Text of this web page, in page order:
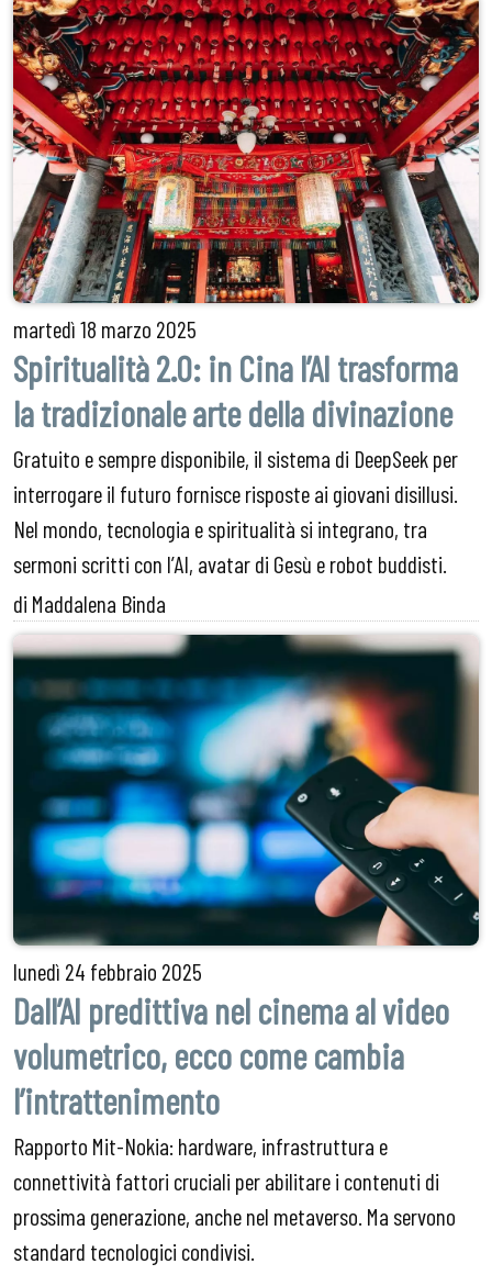
martedì18 marzo 2025
Spiritualità 2.0: in Cina l’AI trasforma
la tradizionale arte della divinazione
Gratuito e sempre disponibile, il sistema di DeepSeek per
interrogare il futuro fornisce risposte ai giovani disillusi.
Nel mondo, tecnologia e spiritualità si integrano, tra
sermoni scritti con l’AI, avatar di Gesù e robot buddisti.
di Maddalena Binda
lunedì 24 febbraio 2025
Dall’AI predittiva nel cinema al video
volumetrico, ecco come cambia
l’intrattenimento
Rapporto Mit-Nokia: hardware, infrastruttura e
connettività fattori cruciali per abilitare i contenuti di
prossima generazione, anche nel metaverso. Ma servono
standard tecnologici condivisi.